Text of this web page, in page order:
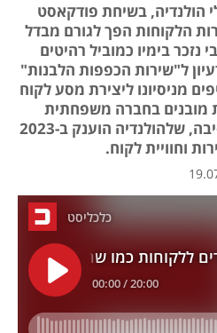
הולנדיה, בשיחת פודקאסט
הלקוחות הפך לגורם מבדל
בימיו כמוביל רהיטים
ל"שירות הכפפות הלבנות"
מניסיונו ליצירת מסע לקוח
מובנים בחברה משפחתית
במתן שירות וזו כנראה הסיבה, שלהולנדיה הוענק ב-2023